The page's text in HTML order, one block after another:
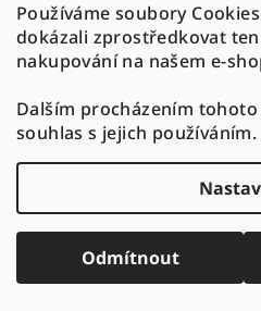
Používáme soubory
dokázali zprostředkovat
nakupování na našem e-
Dalším procházením
souhlas s jejich používáním.
Odmítnout
Zlatý
Skladem